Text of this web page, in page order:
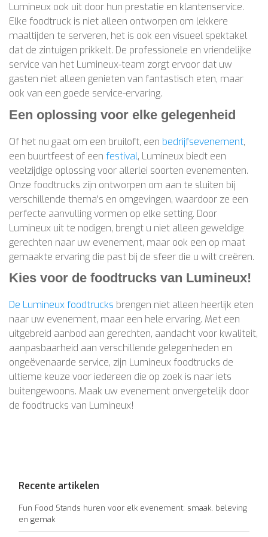
Lumineux ook uit door hun prestatie en klantenservice.
Elke foodtruck is niet alleen ontworpen om lekkere
maaltijden te serveren, het is ook een visueel spektakel
dat de zintuigen prikkelt. De professionele en vriendelijke
service van het Lumineux-team zorgt ervoor dat uw
gasten niet alleen genieten van fantastisch eten, maar
ook van een goede service-ervaring.
Een oplossing voor elke gelegenheid
Of het nu gaat om een bruiloft, een bedrijfsevenement,
een buurtfeest of een festival, Lumineux biedt een
veelzijdige oplossing voor allerlei soorten evenementen.
Onze foodtrucks zijn ontworpen om aan te sluiten bij
verschillende thema's en omgevingen, waardoor ze een
perfecte aanvulling vormen op elke setting. Door
Lumineux uit te nodigen, brengt u niet alleen geweldige
gerechten naar uw evenement, maar ook een op maat
gemaakte ervaring die past bij de sfeer die u wilt creëren.
Kies voor de foodtrucks van Lumineux!
De Lumineux foodtrucks brengen niet alleen heerlijk eten
naar uw evenement, maar een hele ervaring. Met een
uitgebreid aanbod aan gerechten, aandacht voor kwaliteit,
aanpasbaarheid aan verschillende gelegenheden en
ongeëvenaarde service, zijn Lumineux foodtrucks de
ultieme keuze voor iedereen die op zoek is naar iets
buitengewoons. Maak uw evenement onvergetelijk door
de foodtrucks van Lumineux!
Recente artikelen
Fun Food Stands huren voor elk evenement: smaak, beleving
en gemak